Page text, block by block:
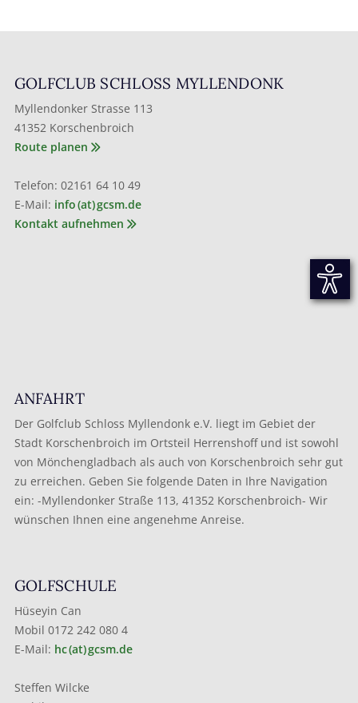
GOLFCLUB SCHLOSS MYLLENDONK
Myllendonker Strasse 113
41352 Korschenbroich
Route planen
Telefon: 02161 64 10 49
E-Mail: info (at) gcsm.de
Kontakt aufnehmen
ANFAHRT
Der Golfclub Schloss Myllendonk e.V. liegt im Gebiet der
Stadt Korschenbroich im Ortsteil Herrenshoff und ist sowohl
von Mönchengladbach als auch von Korschenbroich sehr gut
zu erreichen. Geben Sie folgende Daten in Ihre Navigation
ein: -Myllendonker Straße 113, 41352 Korschenbroich- Wir
wünschen Ihnen eine angenehme Anreise.
GOLFSCHULE
Hüseyin Can
Mobil 0172 242 080 4
E-Mail: hc (at) gcsm.de
Steffen Wilcke